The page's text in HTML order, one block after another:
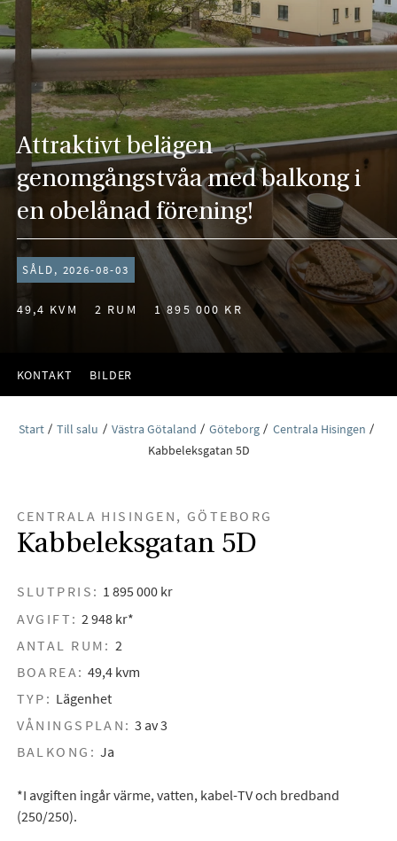
Attraktivt belägen
genomgångstvåa med balkong i
en obelånad förening!
SÅLD, 2026-08-03
49,4 KVM 2 RUM 1 895 000 KR
KONTAKT BILDER
Start Till salu Västra Götaland Göteborg
Centrala Hisingen
Kabbeleksgatan 5D
CENTRALA HISINGEN, GÖTEBORG
Kabbeleksgatan 5D
SLUTPRIS: 1 895 000 kr
AVGIFT: 2 948 kr*
ANTAL RUM: 2
BOAREA: 49,4 kvm
TYP: Lägenhet
VÅNINGSPLAN: 3 av 3
BALKONG: Ja
*I avgiften ingår värme, vatten, kabel-TV och bredband
(250/250).